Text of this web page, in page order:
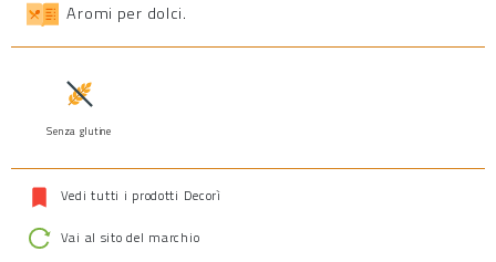
Aromi per dolci.
Senza glutine
Vedi tutti i prodotti Decorì
Vai al sito del marchio